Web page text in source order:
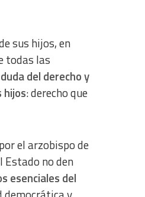
sus hijos, en
todas las
del derecho y
hijos: derecho que
el arzobispo de
Estado no den
esenciales del